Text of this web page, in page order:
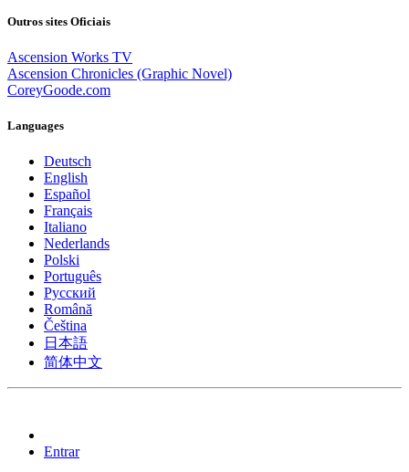
Outros sites Oficiais
Ascension Works TV
Ascension Chronicles (Graphic Novel)
CoreyGoode.com
Languages
Deutsch
English
Español
Français
Italiano
Nederlands
Polski
Português
Pусский
Română
Čeština
日本語
简体中文
Entrar